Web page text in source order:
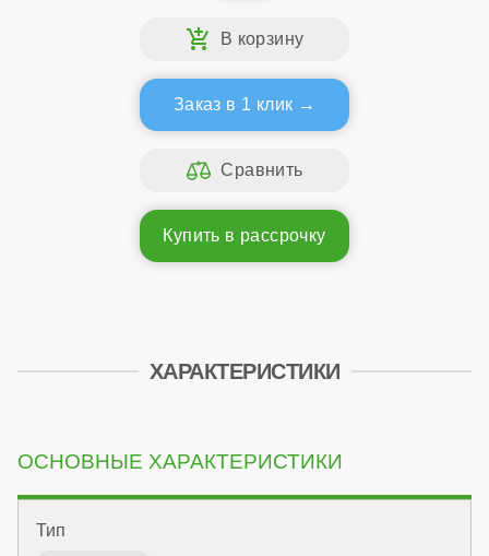
Заказ в 1 клик
Купить в рассрочку
ХАРАКТЕРИСТИКИ
ОСНОВНЫЕ ХАРАКТЕРИСТИКИ
Тип